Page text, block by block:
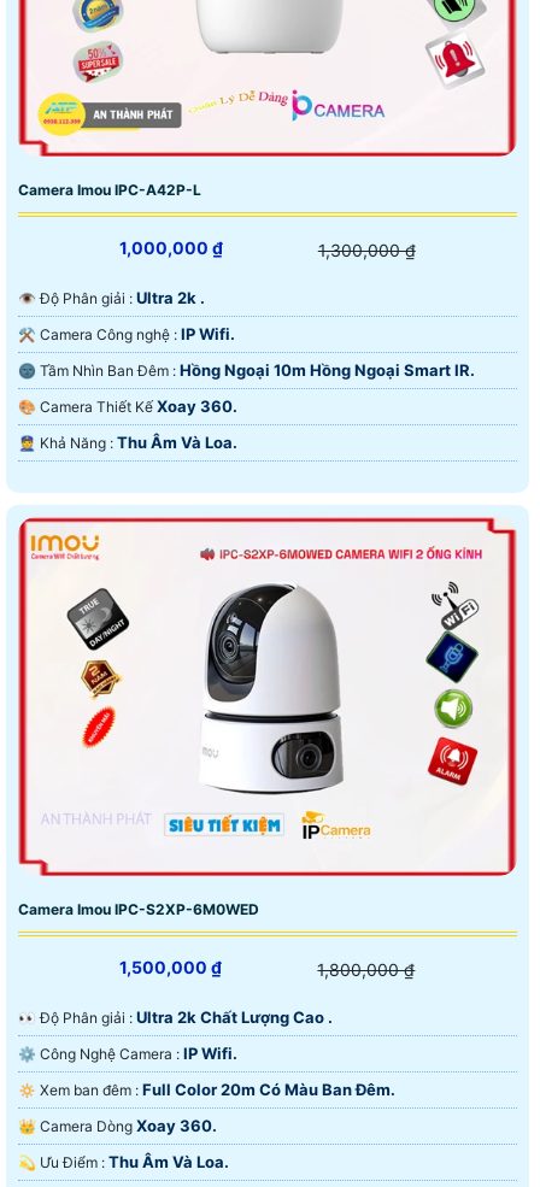
Camera Imou IPC-A42P-L
1,000,000 ₫ 1,300,000 ₫
👁 Độ Phân giải : Ultra 2k .
⚒ Camera Công nghệ : IP Wifi.
🌚 Tầm Nhìn Ban Đêm : Hồng Ngoại 10m Hồng Ngoại Smart IR.
🎨 Camera Thiết Kế Xoay 360.
️👮 Khả Năng : Thu Âm Và Loa.
Camera Imou IPC-S2XP-6M0WED
1,500,000 ₫ 1,800,000 ₫
️👀 Độ Phân giải : Ultra 2k Chất Lượng Cao .
⚙ Công Nghệ Camera : IP Wifi.
🔅 Xem ban đêm : Full Color 20m Có Màu Ban Đêm.
👑 Camera Dòng Xoay 360.
️💫 Ưu Điểm : Thu Âm Và Loa.